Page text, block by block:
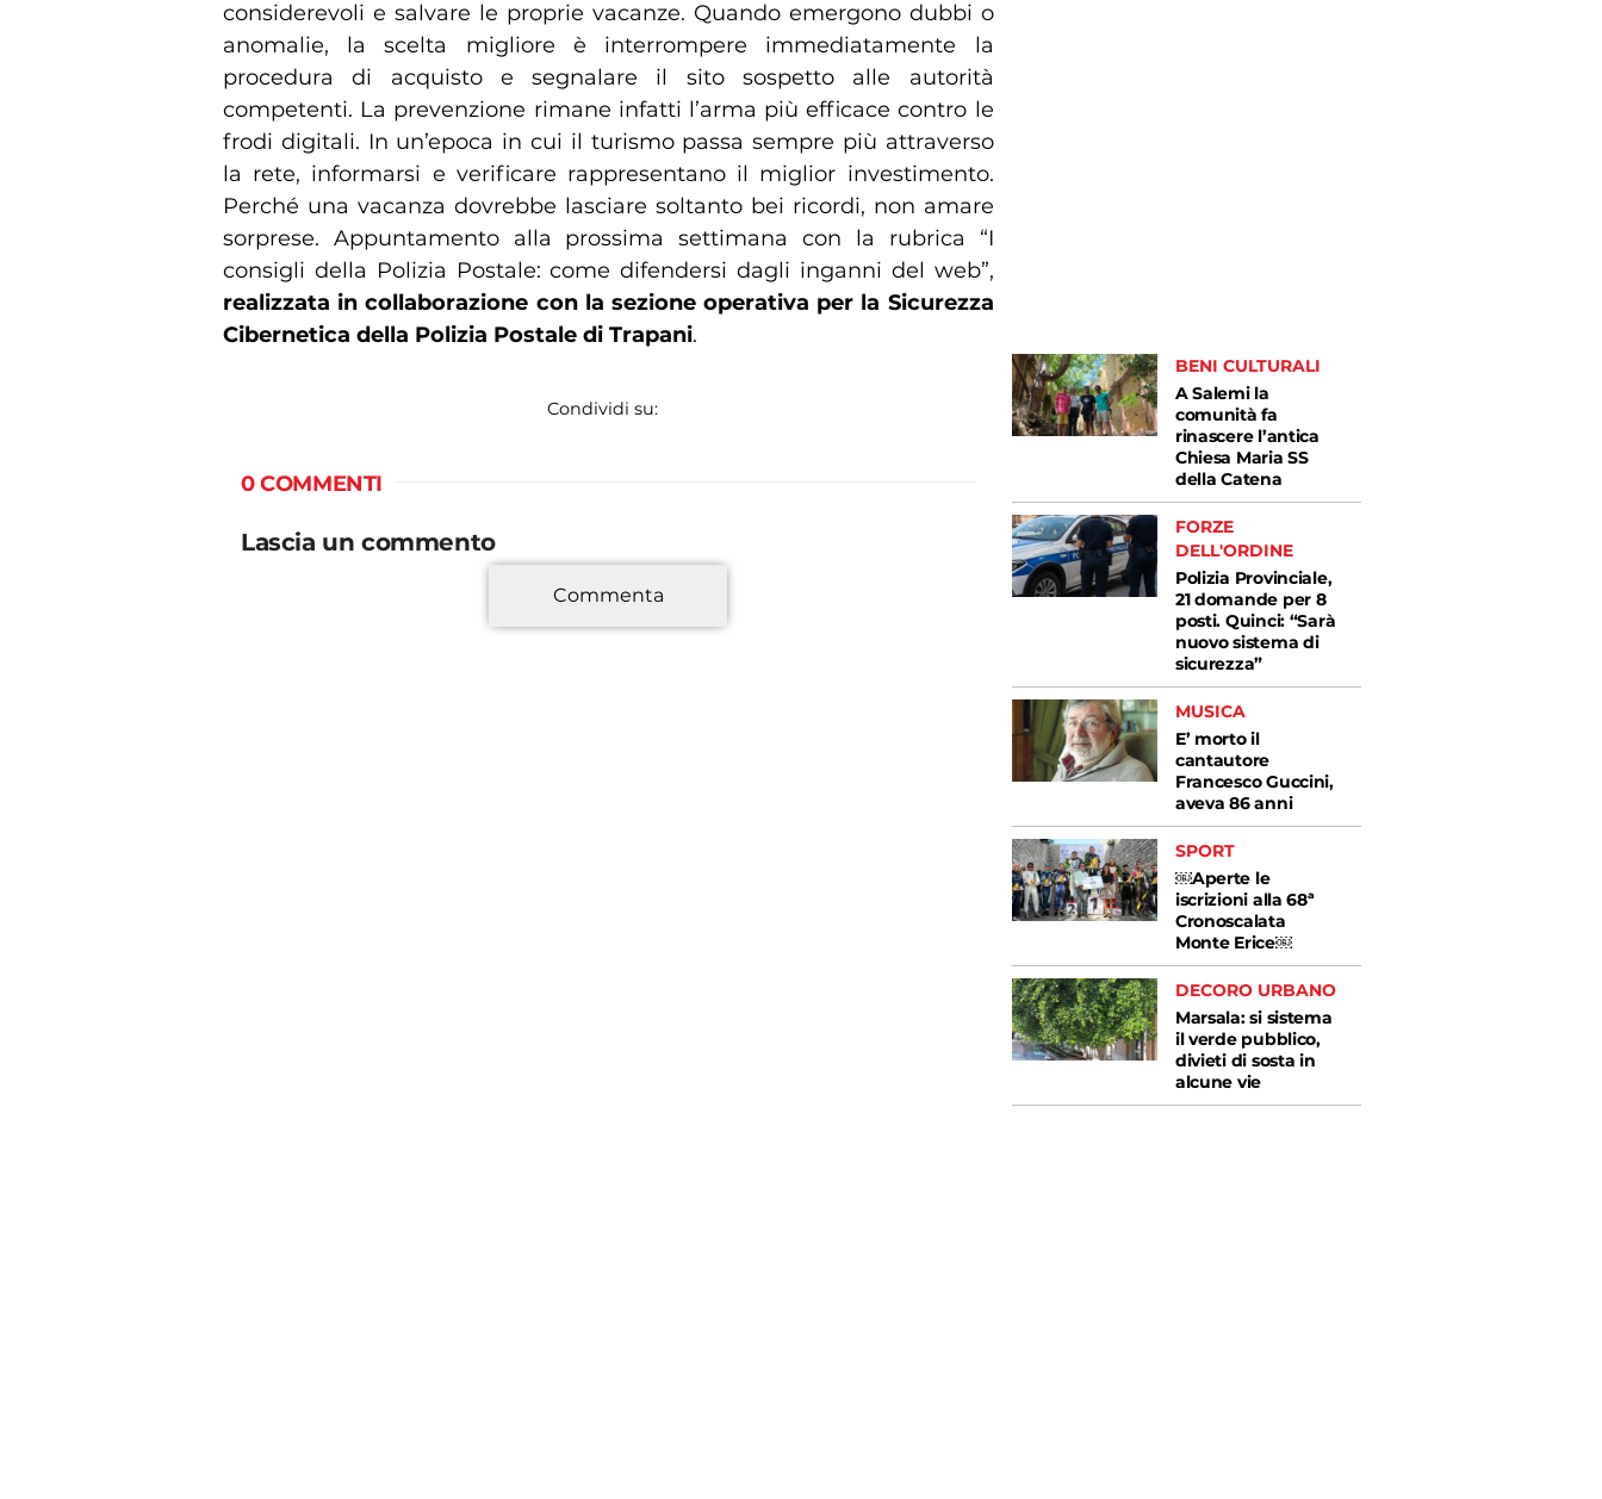
considerevoli e salvare le proprie vacanze. Quando emergono dubbi o
anomalie, la scelta migliore è interrompere immediatamente la
procedura di acquisto e segnalare il sito sospetto alle autorità
competenti. La prevenzione rimane infatti l’arma più efficace contro le
frodi digitali. In un’epoca in cui il turismo passa sempre più attraverso
la rete, informarsi e verificare rappresentano il miglior investimento.
Perché una vacanza dovrebbe lasciare soltanto bei ricordi, non amare
sorprese. Appuntamento alla prossima settimana con la rubrica “I
consigli della Polizia Postale: come difendersi dagli inganni del web”,
realizzata in collaborazione con la sezione operativa per la Sicurezza
Cibernetica della Polizia Postale di Trapani.
Condividi su:
0 COMMENTI
Lascia un commento
Commenta
BENI CULTURALI
A Salemi la
comunità fa
rinascere l’antica
Chiesa Maria SS
della Catena
FORZE
DELL'ORDINE
Polizia Provinciale,
21 domande per 8
posti. Quinci: “Sarà
nuovo sistema di
sicurezza”
MUSICA
E’ morto il
cantautore
Francesco Guccini,
aveva 86 anni
SPORT
￼Aperte le
iscrizioni alla 68ª
Cronoscalata
Monte Erice￼
DECORO URBANO
Marsala: si sistema
il verde pubblico,
divieti di sosta in
alcune vie